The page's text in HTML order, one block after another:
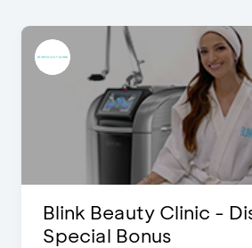
Blink Beauty Clinic -
Special Bonus